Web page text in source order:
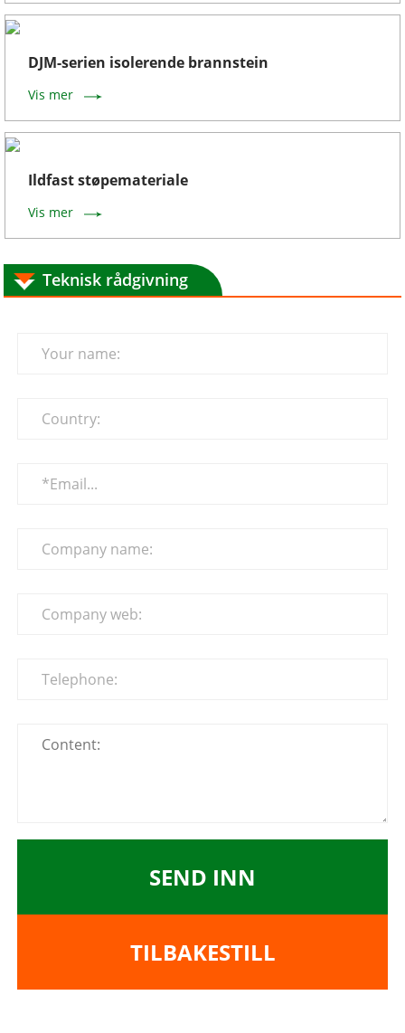
DJM-serien isolerende brannstein
Vis mer
Ildfast støpemateriale
Vis mer
Teknisk rådgivning
SEND INN
TILBAKESTILL